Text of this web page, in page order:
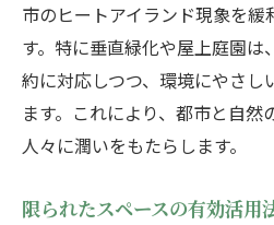
市のヒートアイランド現象を緩
す。特に垂直緑化や屋上庭園は
約に対応しつつ、環境にやさし
ます。これにより、都市と自然
人々に潤いをもたらします。
限られたスペースの有効活用